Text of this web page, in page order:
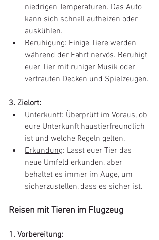
niedrigen Temperaturen. Das Auto
kann sich schnell aufheizen oder
auskühlen.
Beruhigung: Einige Tiere werden
während der Fahrt nervös. Beruhigt
euer Tier mit ruhiger Musik oder
vertrauten Decken und Spielzeugen.
3. Zielort:
Unterkunft: Überprüft im Voraus, ob
eure Unterkunft haustierfreundlich
ist und welche Regeln gelten.
Erkundung: Lasst euer Tier das
neue Umfeld erkunden, aber
behaltet es immer im Auge, um
sicherzustellen, dass es sicher ist.
Reisen mit Tieren im Flugzeug
1. Vorbereitung: